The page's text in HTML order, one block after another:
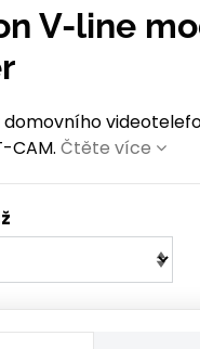
V-line
CAM. Čtěte více